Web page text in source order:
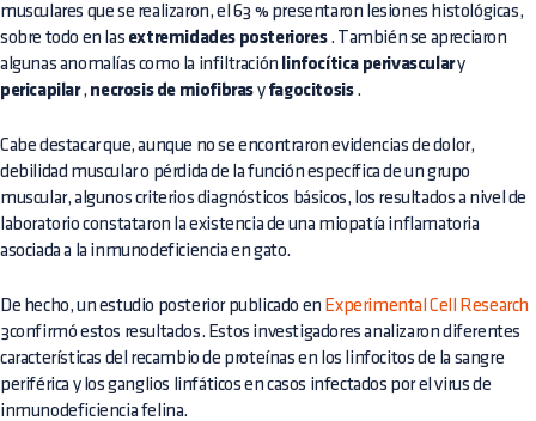
musculares que se realizaron, el 63 % presentaron lesiones histológicas,
sobre todo en las extremidades posteriores. También se apreciaron
algunas anomalías como la infiltración linfocítica perivasculary
pericapilar, necrosis de miofibras y fagocitosis.
Cabe destacar que, aunque no se encontraron evidencias de dolor,
debilidad muscular o pérdida de la función específica de un grupo
muscular, algunos criterios diagnósticos básicos, los resultados a nivel de
laboratorio constataron la existencia de una miopatía inflamatoria
asociada a la inmunodeficiencia en gato.
De hecho, un estudio posterior publicado en Experimental Cell Research
3confirmó estos resultados. Estos investigadores analizaron diferentes
características del recambio de proteínas en los linfocitos de la sangre
periférica y los ganglios linfáticos en casos infectados por el virus de
inmunodeficiencia felina.